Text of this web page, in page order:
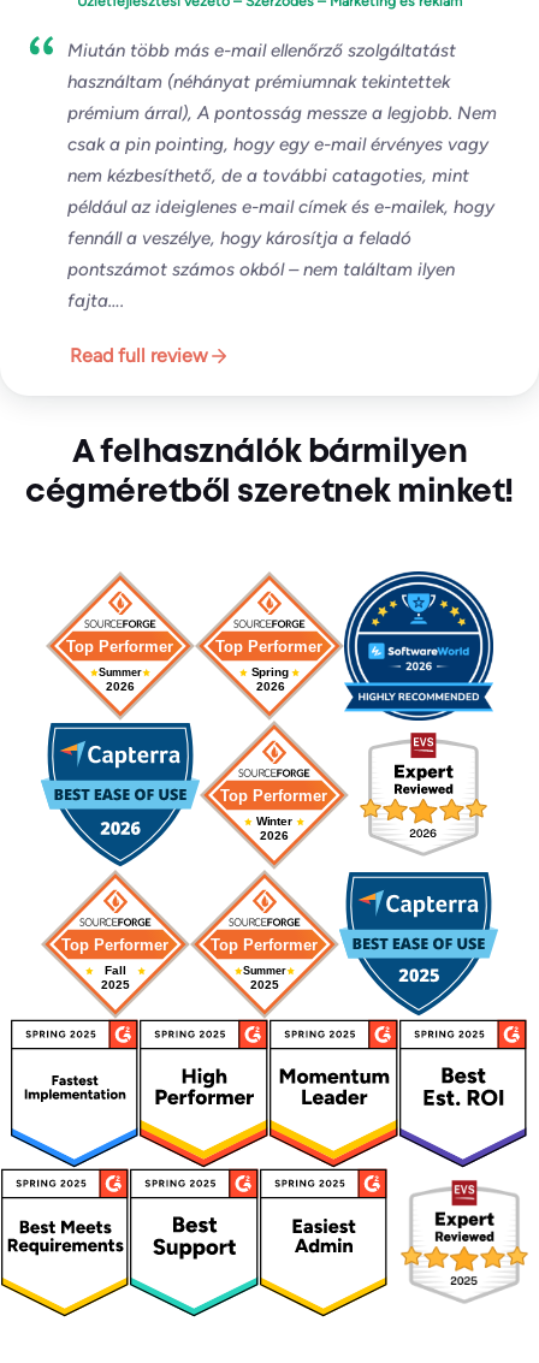
Miután több más e-mail ellenőrző szolgáltatást
használtam (néhányat prémiumnak tekintettek
prémium árral), A pontosság messze a legjobb. Nem
csak a pin pointing, hogy egy e-mail érvényes vagy
nem kézbesíthető, de a további catagoties, mint
például az ideiglenes e-mail címek és e-mailek, hogy
fennáll a veszélye, hogy károsítja a feladó
pontszámot számos okból – nem találtam ilyen
fajta….
Read full review
A felhasználók bármilyen
cégméretből szeretnek minket!